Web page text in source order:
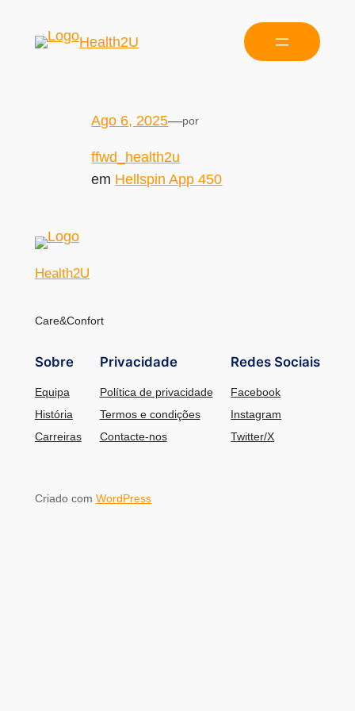
Health2U
Ago 6, 2025—por
ffwd_health2u
em Hellspin App 450
Health2U
Care&Confort
Sobre
Equipa
História
Carreiras
Privacidade
Política de privacidade
Termos e condições
Contacte-nos
Redes Sociais
Facebook
Instagram
Twitter/X
Criado com WordPress